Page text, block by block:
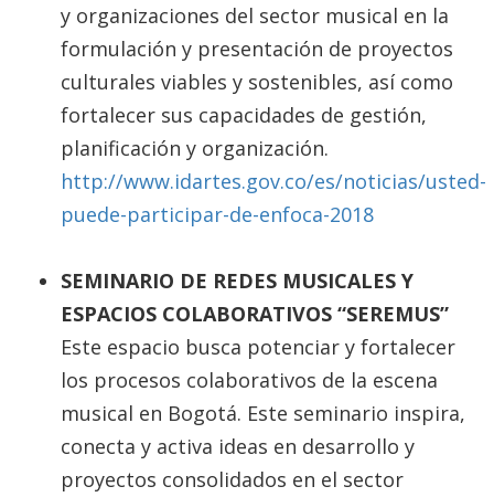
y organizaciones del sector musical en la
formulación y presentación de proyectos
culturales viables y sostenibles, así como
fortalecer sus capacidades de gestión,
planificación y organización.
http://www.idartes.gov.co/es/noticias/usted-
puede-participar-de-enfoca-2018
SEMINARIO DE REDES MUSICALES Y
ESPACIOS COLABORATIVOS “SEREMUS”
Este espacio busca potenciar y fortalecer
los procesos colaborativos de la escena
musical en Bogotá. Este seminario inspira,
conecta y activa ideas en desarrollo y
proyectos consolidados en el sector